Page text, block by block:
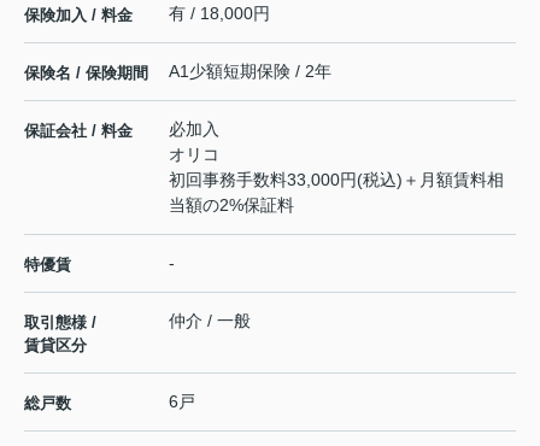
保険加入 / 料金 有 / 18,000円
保険名 / 保険期間 A1少額短期保険 / 2年
保証会社 / 料金
必加入
オリコ
初回事務手数料33,000円(税込)＋月額賃料相
当額の2%保証料
特優賃 -
取引態様 /
賃貸区分
仲介 / 一般
総戸数 6戸